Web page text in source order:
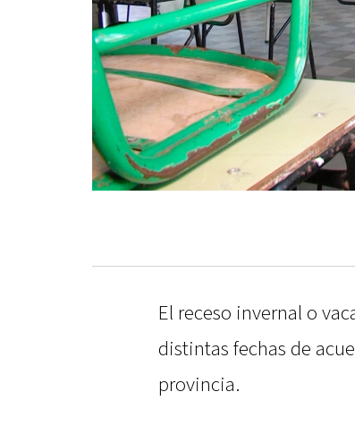
El receso invernal o
distintas fechas de
provincia.